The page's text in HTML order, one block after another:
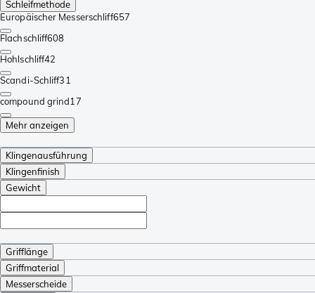
Schleifmethode
Europäischer Messerschliff657
Flachschliff608
Hohlschliff42
Scandi-Schliff31
compound grind17
Mehr anzeigen
Klingenausführung
Klingenfinish
Gewicht
Grifflänge
Griffmaterial
Messerscheide